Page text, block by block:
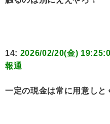
14: 2026/02/20(金)
報通
一定の現金は常に用意しと